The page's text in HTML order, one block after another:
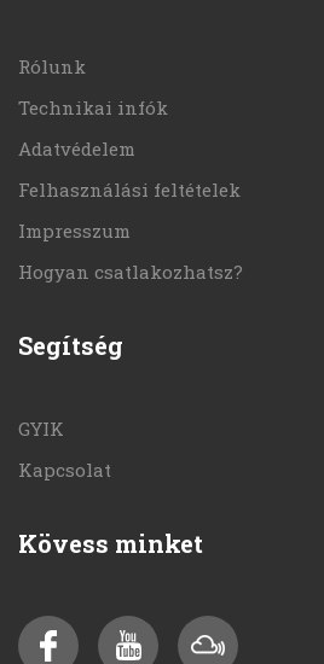
Rólunk
Technikai infók
Adatvédelem
Felhasználási feltételek
Impresszum
Hogyan csatlakozhatsz?
Segítség
GYIK
Kapcsolat
Kövess minket